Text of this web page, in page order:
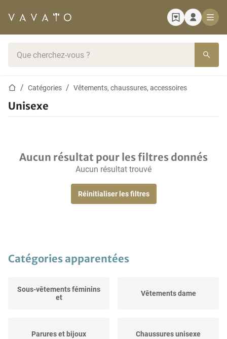
Page d'accueil
Catégories Vêtements, chaussures, accessoires
Unisexe
Aucun résultat pour les filtres donnés
Aucun résultat trouvé
Réinitialiser les filtres
Catégories apparentées
Sous-vêtements féminins
et
Vêtements dame
Parures et bijoux Chaussures unisexe